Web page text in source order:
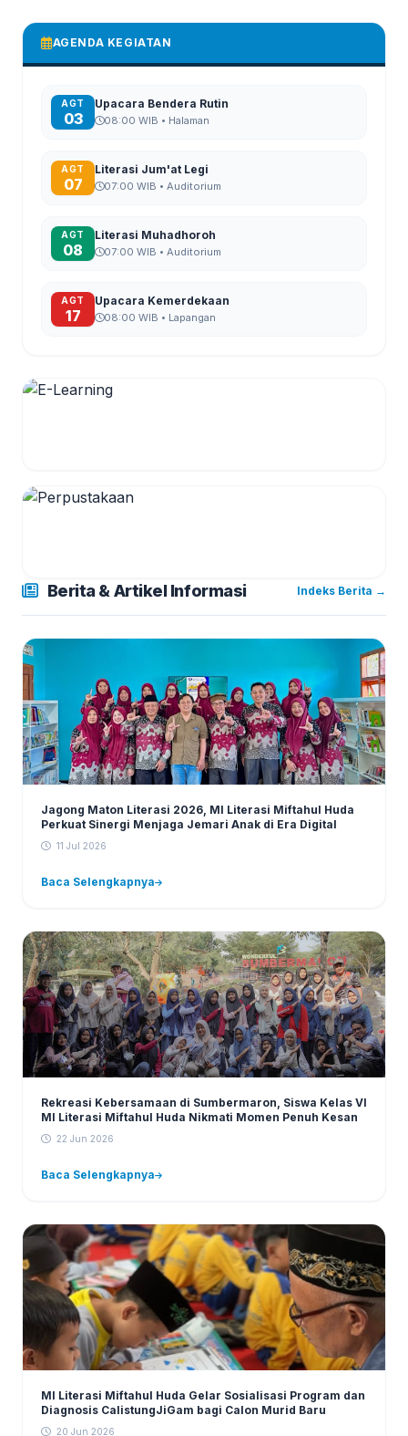
AGENDA KEGIATAN
AGT
03
Upacara Bendera Rutin
08:00 WIB • Halaman
AGT
07
Literasi Jum'at Legi
07:00 WIB • Auditorium
AGT
08
Literasi Muhadhoroh
07:00 WIB • Auditorium
AGT
17
Upacara Kemerdekaan
08:00 WIB • Lapangan
Berita & Artikel Informasi Indeks Berita →
Jagong Maton Literasi 2026, MI Literasi Miftahul Huda
Perkuat Sinergi Menjaga Jemari Anak di Era Digital
11 Jul 2026
Baca Selengkapnya
Rekreasi Kebersamaan di Sumbermaron, Siswa Kelas VI
MI Literasi Miftahul Huda Nikmati Momen Penuh Kesan
22 Jun 2026
Baca Selengkapnya
MI Literasi Miftahul Huda Gelar Sosialisasi Program dan
Diagnosis CalistungJiGam bagi Calon Murid Baru
20 Jun 2026